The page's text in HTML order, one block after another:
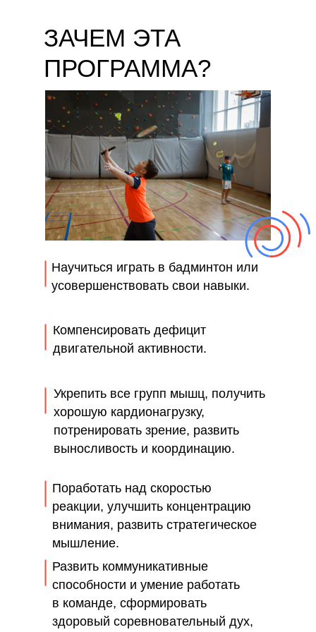
ЗАЧЕМ ЭТА
ПРОГРАММА?
Научиться играть в бадминтон или
усовершенствовать свои навыки.
Компенсировать дефицит
двигательной активности.
Укрепить все групп мышц, получить
хорошую кардионагрузку,
потренировать зрение, развить
выносливость и координацию.
Развить коммуникативные
способности и умение работать
в команде, сформировать
здоровый соревновательный дух,
Поработать над скоростью
реакции, улучшить концентрацию
внимания, развить стратегическое
мышление.